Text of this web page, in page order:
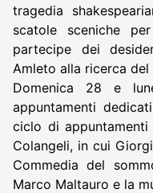
tragedia
scatole sceniche
partecipe dei
Amleto alla ricerca
Domenica 28 e
appuntamenti
ciclo di
Colangeli, in cui
Commedia del
Marco Maltauro e la